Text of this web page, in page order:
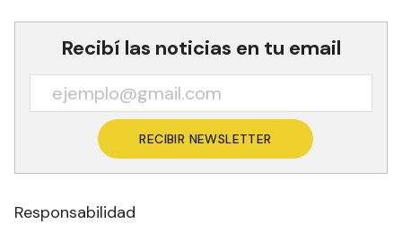
Recibí las noticias en tu email
RECIBIR NEWSLETTER
Responsabilidad